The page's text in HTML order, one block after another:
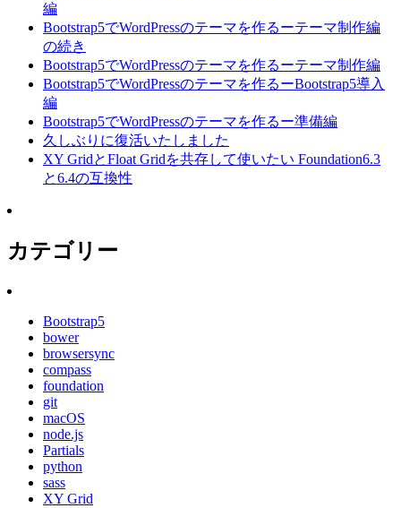
編
Bootstrap5でWordPressのテーマを作るーテーマ制作編
の続き
Bootstrap5でWordPressのテーマを作るーテーマ制作編
Bootstrap5でWordPressのテーマを作るーBootstrap5導入
編
Bootstrap5でWordPressのテーマを作るー準備編
久しぶりに復活いたしました
XY GridとFloat Gridを共存して使いたい Foundation6.3
と6.4の互換性
カテゴリー
Bootstrap5
bower
browsersync
compass
foundation
git
macOS
node.js
Partials
python
sass
XY Grid